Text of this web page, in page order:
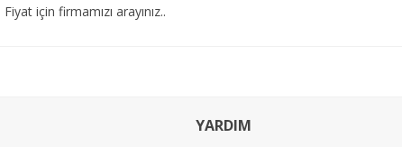
Fiyat için firmamızı arayınız..
YARDIM